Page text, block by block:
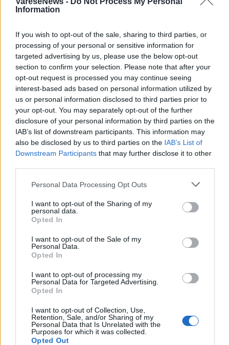
Information
If you wish to opt-out of the sale, sharing to third parties, or
processing of your personal or sensitive information for
targeted advertising by us, please use the below opt-out
section to confirm your selection. Please note that after your
opt-out request is processed you may continue seeing
interest-based ads based on personal information utilized by
us or personal information disclosed to third parties prior to
your opt-out. You may separately opt-out of the further
disclosure of your personal information by third parties on the
IAB’s list of downstream participants. This information may
also be disclosed by us to third parties on the IAB’s List of
Downstream Participants that may further disclose it to other
Personal Data Processing Opt Outs
I want to opt-out of the Sharing of my
personal data.
Opted In
I want to opt-out of the Sale of my
Personal Data.
Opted In
I want to opt-out of processing my
Personal Data for Targeted Advertising.
Opted In
I want to opt-out of Collection, Use,
Retention, Sale, and/or Sharing of my
Personal Data that Is Unrelated with the
Purposes for which it was collected.
Opted Out
»Varese- Incendio a Varese in viale Europa, impegnate sette
EVENTI IN EVIDENZA
INCONTRI
15 Luglio 2026 - 15 Agosto 2026
Ortobello 2026 premia gli orti
amatoriali: iscrizioni entro il 15
agosto